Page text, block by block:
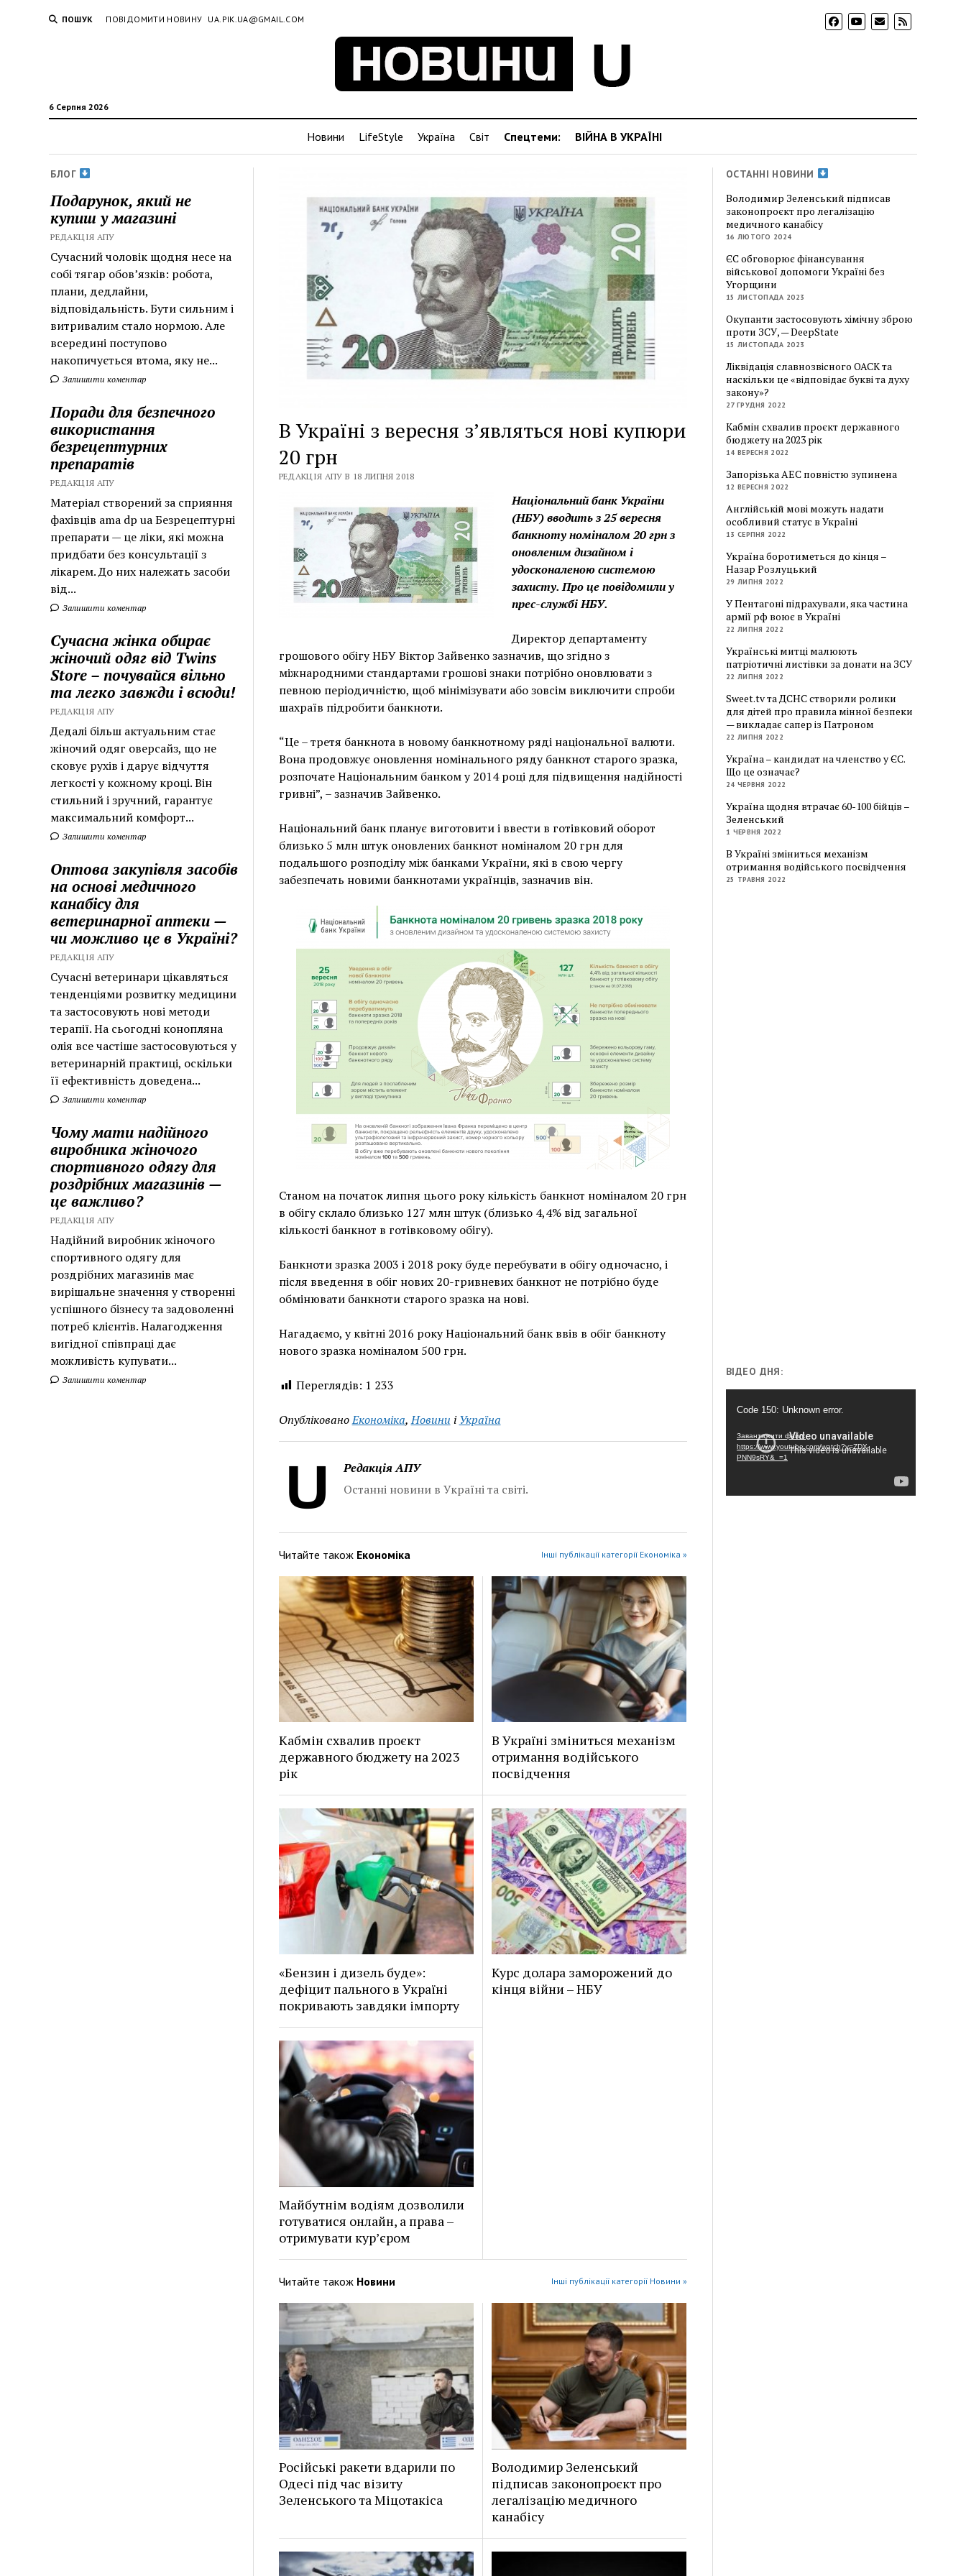
ПОШУК ПОВІДОМИТИ НОВИНУ UA.PIK.UA@GMAIL.COM
6 Серпня 2026
Новини LifeStyle Україна Світ Спецтеми: ВІЙНА В УКРАЇНІ
БЛОГ
Подарунок, який не
купиш у магазині
РЕДАКЦІЯ АПУ
Сучасний чоловік щодня несе на
собі тягар обов’язків: робота,
плани, дедлайни,
відповідальність. Бути сильним і
витривалим стало нормою. Але
всередині поступово
накопичується втома, яку не...
Залишити коментар
Поради для безпечного
використання
безрецептурних
препаратів
РЕДАКЦІЯ АПУ
Матеріал створений за сприяння
фахівців ama dp ua Безрецептурні
препарати — це ліки, які можна
придбати без консультації з
лікарем. До них належать засоби
від...
Залишити коментар
Сучасна жінка обирає
жіночий одяг від Twins
Store – почувайся вільно
та легко завжди і всюди!
РЕДАКЦІЯ АПУ
Дедалі більш актуальним стає
жіночий одяг оверсайз, що не
сковує рухів і дарує відчуття
легкості у кожному кроці. Він
стильний і зручний, гарантує
максимальний комфорт...
Залишити коментар
Оптова закупівля засобів
на основі медичного
канабісу для
ветеринарної аптеки —
чи можливо це в Україні?
РЕДАКЦІЯ АПУ
Сучасні ветеринари цікавляться
тенденціями розвитку медицини
та застосовують нові методи
терапії. На сьогодні конопляна
олія все частіше застосовуються у
ветеринарній практиці, оскільки
її ефективність доведена...
Залишити коментар
Чому мати надійного
виробника жіночого
спортивного одягу для
роздрібних магазинів —
це важливо?
РЕДАКЦІЯ АПУ
Надійний виробник жіночого
спортивного одягу для
роздрібних магазинів має
вирішальне значення у створенні
успішного бізнесу та задоволенні
потреб клієнтів. Налагодження
вигідної співпраці дає
можливість купувати...
Залишити коментар
В Україні з вересня з’являться нові купюри
20 грн
РЕДАКЦІЯ АПУ В 18 ЛИПНЯ 2018
Національний банк України
(НБУ) вводить з 25 вересня
банкноту номіналом 20 грн з
оновленим дизайном і
удосконаленою системою
захисту. Про це повідомили у
прес-службі НБУ.
Директор департаменту
грошового обігу НБУ Віктор Зайвенко зазначив, що згідно з
міжнародними стандартами грошові знаки потрібно оновлювати з
певною періодичністю, щоб мінімізувати або зовсім виключити спроби
шахраїв підробити банкноти.
“Це – третя банкнота в новому банкнотному ряді національної валюти.
Вона продовжує оновлення номінального ряду банкнот старого зразка,
розпочате Національним банком у 2014 році для підвищення надійності
гривні”, – зазначив Зайвенко.
Національний банк планує виготовити і ввести в готівковий оборот
близько 5 млн штук оновлених банкнот номіналом 20 грн для
подальшого розподілу між банками України, які в свою чергу
забезпечать новими банкнотами українців, зазначив він.
Станом на початок липня цього року кількість банкнот номіналом 20 грн
в обігу склало близько 127 млн ​​штук (близько 4,4% від загальної
кількості банкнот в готівковому обігу).
Банкноти зразка 2003 і 2018 року буде перебувати в обігу одночасно, і
після введення в обіг нових 20-гривневих банкнот не потрібно буде
обмінювати банкноти старого зразка на нові.
Нагадаємо, у квітні 2016 року Національний банк ввів в обіг банкноту
нового зразка номіналом 500 грн.
Переглядів: 1 233
ОпублікованоЕкономіка,Новини іУкраїна
Редакція АПУ
Останні новини в Україні та світі.
Читайте також Економіка Інші публікації категорії Економіка »
Кабмін схвалив проєкт
державного бюджету на 2023
рік
В Україні зміниться механізм
отримання водійського
посвідчення
«Бензин і дизель буде»:
дефіцит пального в Україні
покривають завдяки імпорту
Курс долара заморожений до
кінця війни – НБУ
Майбутнім водіям дозволили
готуватися онлайн, а права –
отримувати кур’єром
Читайте також Новини Інші публікації категорії Новини »
Російські ракети вдарили по
Одесі під час візиту
Зеленського та Міцотакіса
Володимир Зеленський
підписав законопроєкт про
легалізацію медичного
канабісу
ОСТАННІ НОВИНИ
Володимир Зеленський підписав
законопроєкт про легалізацію
медичного канабісу
16 ЛЮТОГО 2024
ЄС обговорює фінансування
військової допомоги Україні без
Угорщини
15 ЛИСТОПАДА 2023
Окупанти застосовують хімічну зброю
проти ЗСУ, — DeepState
15 ЛИСТОПАДА 2023
Ліквідація славнозвісного ОАСК та
наскільки це «відповідає букві та духу
закону»?
27 ГРУДНЯ 2022
Кабмін схвалив проєкт державного
бюджету на 2023 рік
14 ВЕРЕСНЯ 2022
Запорізька АЕС повністю зупинена
12 ВЕРЕСНЯ 2022
Англійській мові можуть надати
особливий статус в Україні
13 СЕРПНЯ 2022
Україна боротиметься до кінця –
Назар Розлуцький
29 ЛИПНЯ 2022
У Пентагоні підрахували, яка частина
армії рф воює в Україні
22 ЛИПНЯ 2022
Українські митці малюють
патріотичні листівки за донати на ЗСУ
22 ЛИПНЯ 2022
Sweet.tv та ДСНС створили ролики
для дітей про правила мінної безпеки
— викладає сапер із Патроном
22 ЛИПНЯ 2022
Україна – кандидат на членство у ЄС.
Що це означає?
24 ЧЕРВНЯ 2022
Україна щодня втрачає 60-100 бійців –
Зеленський
1 ЧЕРВНЯ 2022
В Україні зміниться механізм
отримання водійського посвідчення
25 ТРАВНЯ 2022
ВІДЕО ДНЯ:
Code 150: Unknown error.
Завантажити файл:
https://www.youtube.com/watch?v=ZDX-
PNN9sRY&_=1